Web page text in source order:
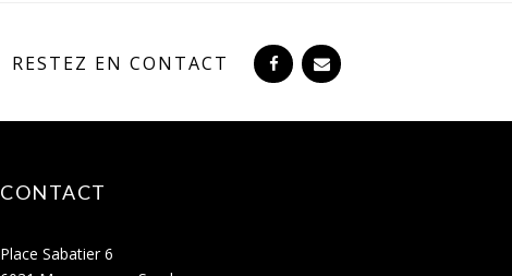
RESTEZ EN CONTACT
CONTACT
Place Sabatier 6